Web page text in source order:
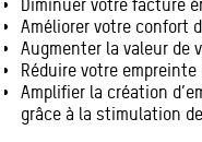
Diminuer votre facture
Améliorer votre confort
Augmenter la valeur de
Réduire votre
Amplifier la création
grâce à la stimulation